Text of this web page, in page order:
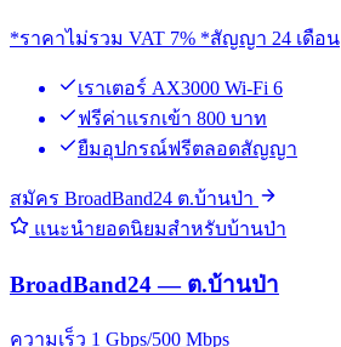
*ราคาไม่รวม VAT 7% *สัญญา 24 เดือน
เราเตอร์ AX3000 Wi-Fi 6
ฟรีค่าแรกเข้า 800 บาท
ยืมอุปกรณ์ฟรีตลอดสัญญา
สมัคร BroadBand24 ต.บ้านป่า
แนะนำยอดนิยมสำหรับบ้านป่า
BroadBand24 — ต.บ้านป่า
ความเร็ว 1 Gbps/500 Mbps